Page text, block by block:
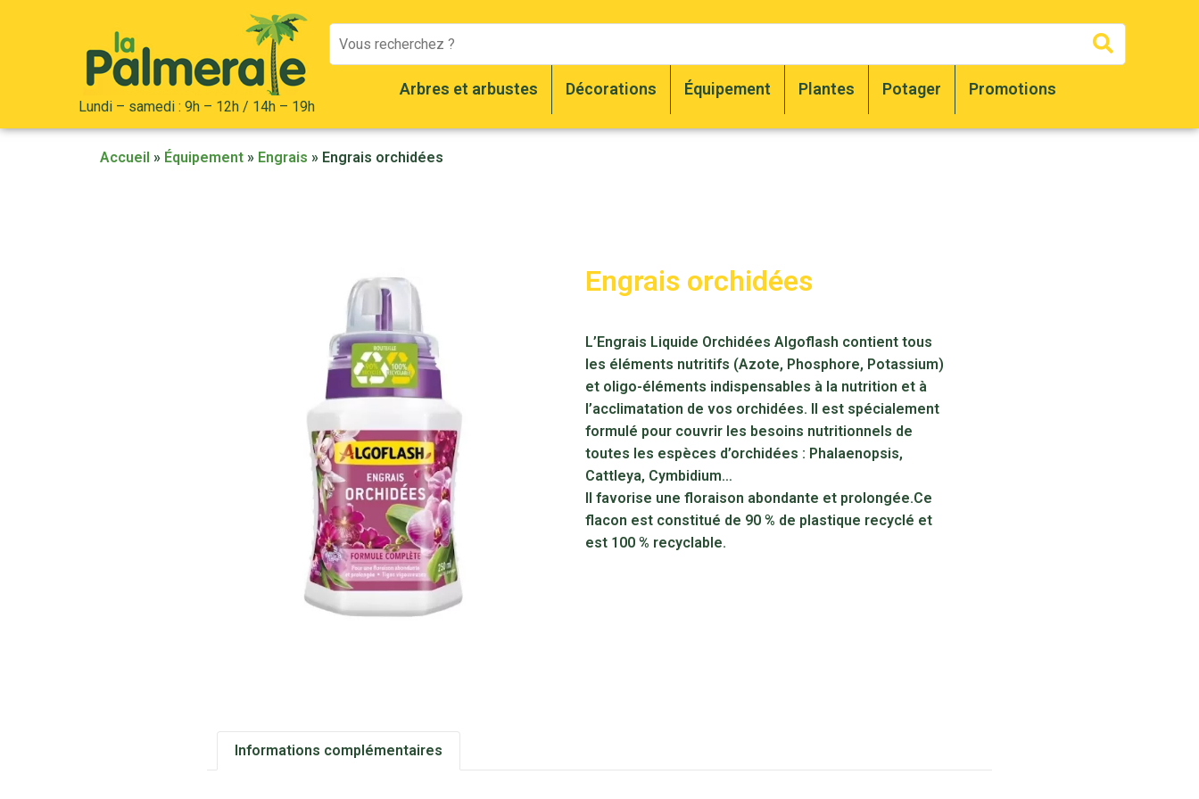
Lundi – samedi : 9h – 12h / 14h – 19h
Mots
Arbres et arbustes Décorations Équipement Plantes Potager Promotions
Accueil » Équipement » Engrais » Engrais orchidées
Engrais orchidées
L’Engrais Liquide Orchidées Algoflash contient tous
les éléments nutritifs (Azote, Phosphore, Potassium)
et oligo-éléments indispensables à la nutrition et à
l’acclimatation de vos orchidées. Il est spécialement
formulé pour couvrir les besoins nutritionnels de
toutes les espèces d’orchidées : Phalaenopsis,
Cattleya, Cymbidium…
Il favorise une floraison abondante et prolongée.Ce
flacon est constitué de 90 % de plastique recyclé et
est 100 % recyclable.
Informations complémentaires